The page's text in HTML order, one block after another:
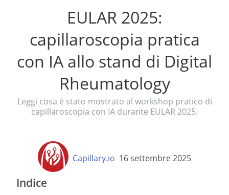
EULAR 2025:
capillaroscopia pratica
con IA allo stand di Digital
Rheumatology
Leggi cosa è stato mostrato al workshop pratico di
capillaroscopia con IA durante EULAR 2025.
Capillary.io 16 settembre 2025
Indice